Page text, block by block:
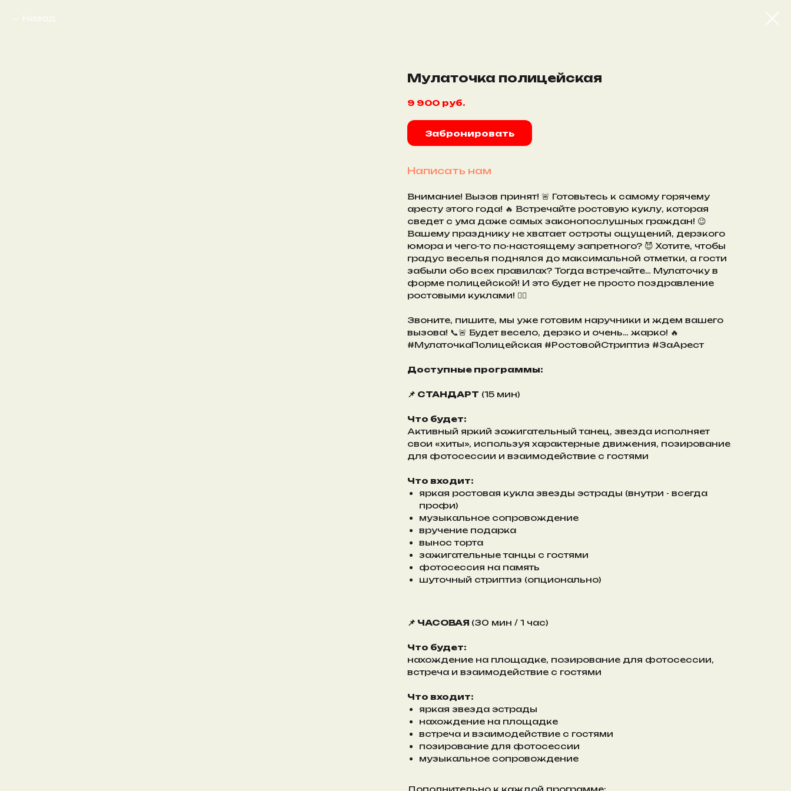
Мулаточка полицейская
9 900 руб.
Забронировать
Написать нам
Внимание! Вызов принят! 🚨 Готовьтесь к самому горячему
аресту этого года! 🔥 Встречайте ростовую куклу, которая
сведет с ума даже самых законопослушных граждан! 😉
Вашему празднику не хватает остроты ощущений, дерзкого
юмора и чего-то по-настоящему запретного? 😈 Хотите, чтобы
градус веселья поднялся до максимальной отметки, а гости
забыли обо всех правилах? Тогда встречайте… Мулаточку в
форме полицейской! И это будет не просто поздравление
ростовыми куклами! 👮‍♀️
Звоните, пишите, мы уже готовим наручники и ждем вашего
вызова! 📞🚨 Будет весело, дерзко и очень… жарко! 🔥
#МулаточкаПолицейская #РостовойСтриптиз #ЗаАрест
Доступные программы:
📌 СТАНДАРТ (15 мин)
Что будет:
Активный яркий зажигательный танец, звезда исполняет
свои «хиты», используя характерные движения, позирование
для фотосессии и взаимодействие с гостями
Что входит:
яркая ростовая кукла звезды эстрады (внутри - всегда
профи)
музыкальное сопровождение
вручение подарка
вынос торта
зажигательные танцы с гостями
фотосессия на память
шуточный стриптиз (опционально)
📌 ЧАСОВАЯ (30 мин / 1 час)
Что будет:
нахождение на площадке, позирование для фотосессии,
встреча и взаимодействие с гостями
Что входит:
яркая звезда эстрады
нахождение на площадке
встреча и взаимодействие с гостями
позирование для фотосессии
музыкальное сопровождение